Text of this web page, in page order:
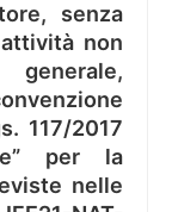
senza
non
117/2017
per la
nelle